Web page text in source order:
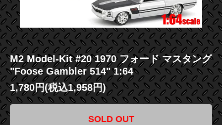
M2 Model-Kit #20 1970 フォード マスタング
"Foose Gambler 514" 1:64
1,780円(税込1,958円)
SOLD OUT